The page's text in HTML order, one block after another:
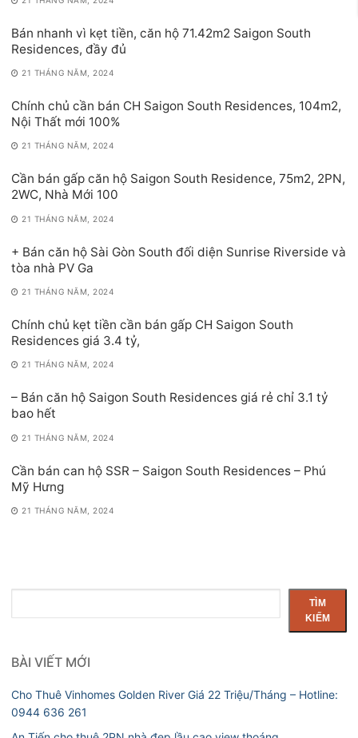
Bán nhanh vì kẹt tiền, căn hộ 71.42m2 Saigon South
Residences, đầy đủ
21 THÁNG NĂM, 2024
Chính chủ cần bán CH Saigon South Residences, 104m2,
Nội Thất mới 100%
21 THÁNG NĂM, 2024
Cần bán gấp căn hộ Saigon South Residence, 75m2, 2PN,
2WC, Nhà Mới 100
21 THÁNG NĂM, 2024
+ Bán căn hộ Sài Gòn South đối diện Sunrise Riverside và
tòa nhà PV Ga
21 THÁNG NĂM, 2024
Chính chủ kẹt tiền cần bán gấp CH Saigon South
Residences giá 3.4 tỷ,
21 THÁNG NĂM, 2024
– Bán căn hộ Saigon South Residences giá rẻ chỉ 3.1 tỷ
bao hết
21 THÁNG NĂM, 2024
Cần bán can hộ SSR – Saigon South Residences – Phú
Mỹ Hưng
21 THÁNG NĂM, 2024
kiếm
TÌM
KIẾM
BÀI VIẾT MỚI
Cho Thuê Vinhomes Golden River Giá 22 Triệu/Tháng – Hotline:
0944 636 261